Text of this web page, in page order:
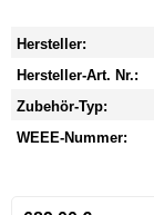
Hersteller:
Hersteller-Art. Nr.:
Zubehör-Typ:
WEEE-Nummer: